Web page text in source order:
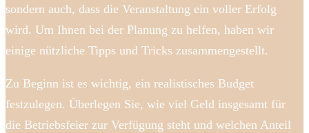
sondern auch, dass die Veranstaltung ein voller Erfolg
wird. Um Ihnen bei der Planung zu helfen, haben wir
einige nützliche Tipps und Tricks zusammengestellt.
Zu Beginn ist es wichtig, ein realistisches Budget
festzulegen. Überlegen Sie, wie viel Geld insgesamt für
die Betriebsfeier zur Verfügung steht und welchen Anteil